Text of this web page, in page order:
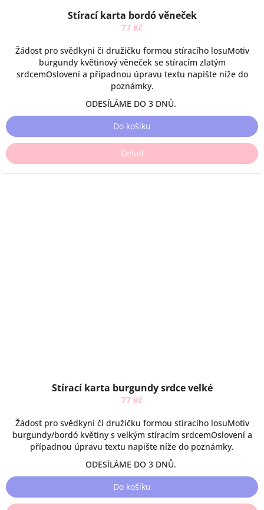
Stírací karta bordó věneček
77 Kč
Žádost pro svědkyni či družičku formou stíracího losuMotiv
burgundy květinový věneček se stíracím zlatým
srdcemOslovení a případnou úpravu textu napište níže do
poznámky.
ODESÍLÁME DO 3 DNŮ.
Do košíku
Detail
Stírací karta burgundy srdce velké
77 Kč
Žádost pro svědkyni či družičku formou stíracího losuMotiv
burgundy/bordó květiny s velkým stíracím srdcemOslovení a
případnou úpravu textu napište níže do poznámky.
ODESÍLÁME DO 3 DNŮ.
Do košíku